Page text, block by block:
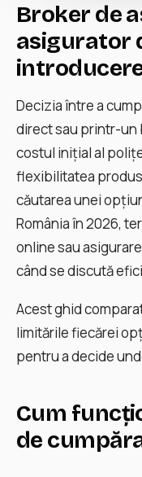
Broker de
asigurator
Decizia între a
direct sau printr-un
costul inițial al
flexibilitatea
căutarea unei
România în 2026,
online sau
când se discută
Acest ghid
limitările fiecărei
pentru a decide
Cum
de